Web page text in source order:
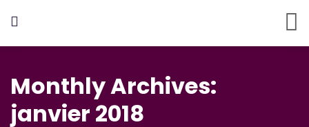
Monthly Archives:
janvier 2018